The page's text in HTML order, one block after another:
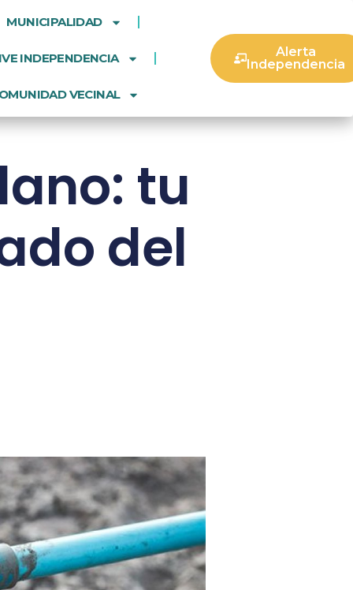
MUNICIPALIDAD
INDEPENDENCIA
VECINAL
Alerta
Independencia
tu
del